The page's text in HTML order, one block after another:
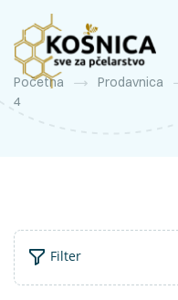
Početna Prodavnica
4
Filter